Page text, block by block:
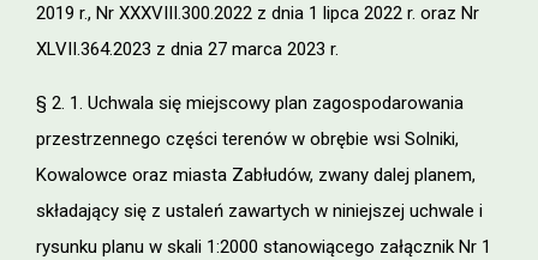
2019 r., Nr XXXVIII.300.2022 z dnia 1 lipca 2022 r. oraz Nr
XLVII.364.2023 z dnia 27 marca 2023 r.
§ 2. 1. Uchwala się miejscowy plan zagospodarowania
przestrzennego części terenów w obrębie wsi Solniki,
Kowalowce oraz miasta Zabłudów, zwany dalej planem,
składający się z ustaleń zawartych w niniejszej uchwale i
rysunku planu w skali 1:2000 stanowiącego załącznik Nr 1